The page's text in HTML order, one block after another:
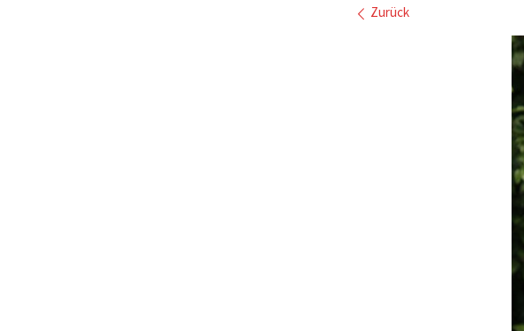
Bilder
Zurück